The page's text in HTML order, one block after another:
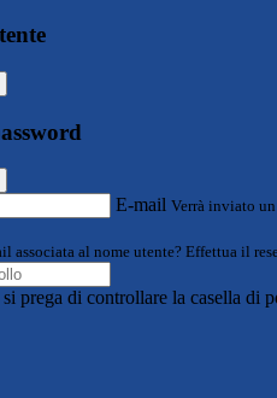
E-mail Verrà inviato
associata al nome utente? Effettua il
prega di controllare la casella di